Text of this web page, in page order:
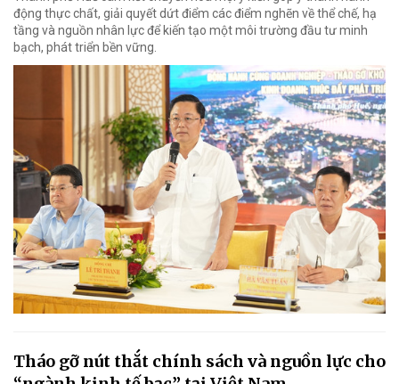
động thực chất, giải quyết dứt điểm các điểm nghẽn về thể chế, hạ
tầng và nguồn nhân lực để kiến tạo một môi trường đầu tư minh
bạch, phát triển bền vững.
Tháo gỡ nút thắt chính sách và nguồn lực cho